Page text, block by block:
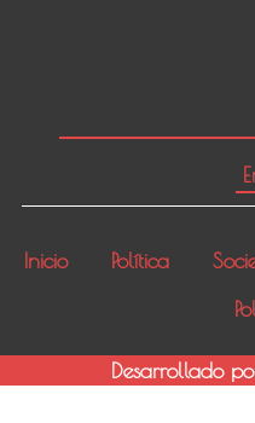
Inicio Política
Desarrollado